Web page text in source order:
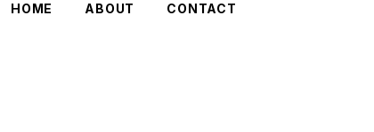
HOME ABOUT CONTACT